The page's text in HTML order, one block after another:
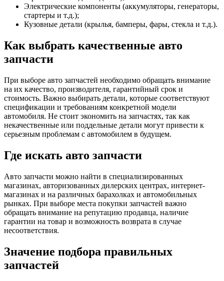
Электрические компоненты (аккумуляторы, генераторы,
стартеры и т.д.);
Кузовные детали (крылья, бамперы, фары, стекла и т.д.).
Как выбрать качественные авто
запчасти
При выборе авто запчастей необходимо обращать внимание
на их качество, производителя, гарантийный срок и
стоимость. Важно выбирать детали, которые соответствуют
спецификации и требованиям конкретной модели
автомобиля. Не стоит экономить на запчастях, так как
некачественные или поддельные детали могут привести к
серьезным проблемам с автомобилем в будущем.
Где искать авто запчасти
Авто запчасти можно найти в специализированных
магазинах, авторизованных дилерских центрах, интернет-
магазинах и на различных барахолках и автомобильных
рынках. При выборе места покупки запчастей важно
обращать внимание на репутацию продавца, наличие
гарантии на товар и возможность возврата в случае
несоответствия.
Значение подбора правильных
запчастей